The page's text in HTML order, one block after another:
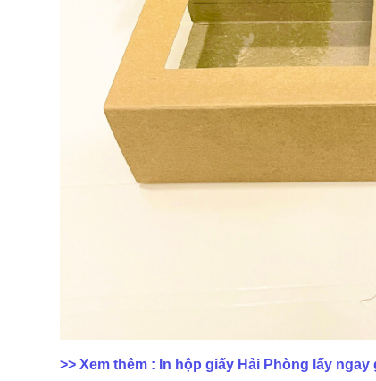
>> Xem thêm : In hộp giấy Hải Phòng lấy ngay